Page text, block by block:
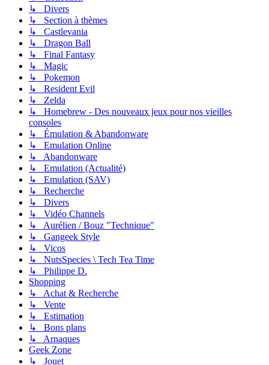
↳ Divers
↳ Section à thèmes
↳ Castlevania
↳ Dragon Ball
↳ Final Fantasy
↳ Magic
↳ Pokemon
↳ Resident Evil
↳ Zelda
↳ Homebrew - Des nouveaux jeux pour nos vieilles
consoles
↳ Émulation & Abandonware
↳ Emulation Online
↳ Abandonware
↳ Emulation (Actualité)
↳ Emulation (SAV)
↳ Recherche
↳ Divers
↳ Vidéo Channels
↳ Aurélien / Bouz "Technique"
↳ Gangeek Style
↳ Vicos
↳ NutsSpecies \ Tech Tea Time
↳ Philippe D.
Shopping
↳ Achat & Recherche
↳ Vente
↳ Estimation
↳ Bons plans
↳ Arnaques
Geek Zone
↳ Jouet